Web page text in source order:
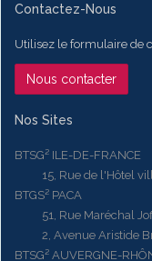
Contactez-Nous
Utilisez le formulaire de
Nous contacter
Nos Sites
BTSG² ILE-DE-FRANCE
15, Rue de l'Hôtel ville
BTGS² PACA
51, Rue Maréchal
2, Avenue Aristide
BTSG² AUVERGNE-